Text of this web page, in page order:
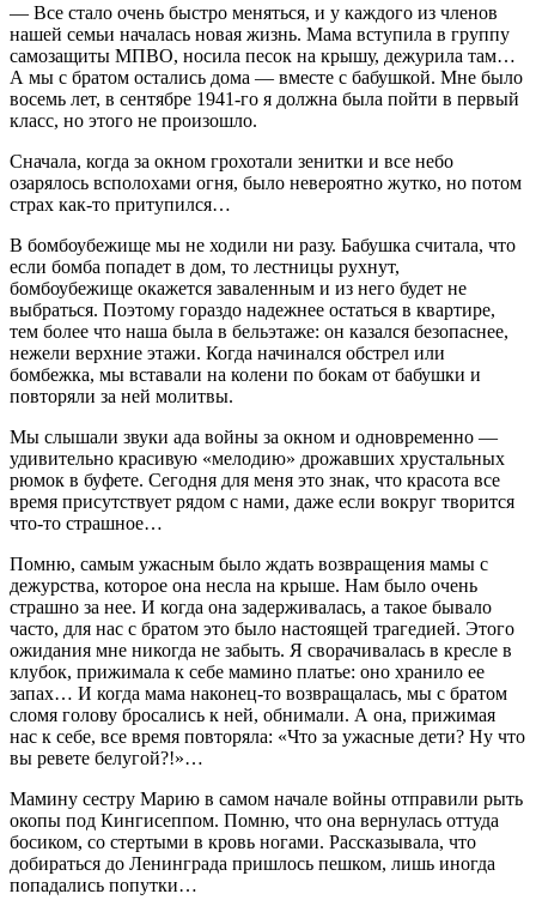
— Все стало очень быстро меняться, и у каждого из членов
нашей семьи началась новая жизнь. Мама вступила в группу
самозащиты МПВО, носила песок на крышу, дежурила там…
А мы с братом остались дома — вместе с бабушкой. Мне было
восемь лет, в сентяб­ре 1941‑го я должна была пойти в первый
класс, но этого не произошло.
Сначала, когда за окном грохотали зенитки и все небо
озарялось всполохами огня, было невероятно жутко, но потом
страх как‑то притупился…
В бомбоубежище мы не ходили ни разу. Бабушка считала, что
если бомба попадет в дом, то лестницы рухнут,
бомбоубежище окажется заваленным и из него будет не
выбраться. Поэтому гораздо надежнее остаться в квартире,
тем более что наша была в бельэтаже: он казался безопаснее,
нежели верхние этажи. Когда начинался обстрел или
бомбежка, мы вставали на колени по бокам от бабушки и
повторяли за ней молитвы.
Мы слышали звуки ада войны за окном и одновременно —
удивительно красивую «мелодию» дрожавших хрустальных
рюмок в буфете. Сегодня для меня это знак, что красота все
время присутствует рядом с нами, даже если вокруг творится
что‑то страшное…
Помню, самым ужасным было ждать возвращения мамы с
дежурства, которое она несла на крыше. Нам было очень
страшно за нее. И когда она задерживалась, а такое бывало
часто, для нас с братом это было настоящей трагедией. Этого
ожидания мне никогда не забыть. Я сворачивалась в кресле в
клубок, прижимала к себе мамино платье: оно хранило ее
запах… И когда мама наконец‑то возвращалась, мы с братом
сломя голову бросались к ней, обнимали. А она, прижимая
нас к себе, все время повторяла: «Что за ужасные дети? Ну что
вы ревете белугой?!»…
Мамину сестру Марию в самом начале войны отправили рыть
окопы под Кингисеппом. Помню, что она вернулась оттуда
босиком, со стертыми в кровь ногами. Рассказывала, что
добираться до Ленинграда пришлось пешком, лишь иногда
попадались попутки…